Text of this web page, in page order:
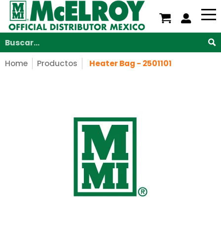
Saltar al contenido principal
Nosotros Servicios Productos Soporte
Buscar...
Home Productos Heater Bag - 2501101